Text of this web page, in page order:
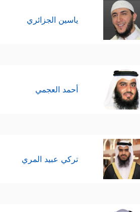
ياسين الجزائري
أحمد العجمي
تركي عبيد المري